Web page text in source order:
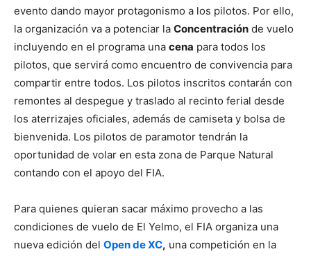
evento dando mayor protagonismo a los pilotos. Por ello,
la organización va a potenciar la Concentración de vuelo
incluyendo en el programa una cena para todos los
pilotos, que servirá como encuentro de convivencia para
compartir entre todos. Los pilotos inscritos contarán con
remontes al despegue y traslado al recinto ferial desde
los aterrizajes oficiales, además de camiseta y bolsa de
bienvenida. Los pilotos de paramotor tendrán la
oportunidad de volar en esta zona de Parque Natural
contando con el apoyo del FIA.
Para quienes quieran sacar máximo provecho a las
condiciones de vuelo de El Yelmo, el FIA organiza una
nueva edición del Open de XC, una competición en la